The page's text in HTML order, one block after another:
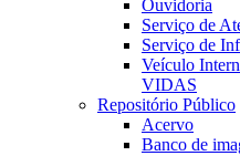
Ouvidoria
Serviço de
Serviço de
Veículo
VIDAS
Repositório Público
Acervo
Banco de